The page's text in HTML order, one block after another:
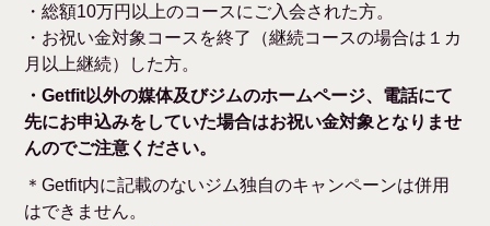
・総額10万円以上のコースにご入会された方。
・お祝い金対象コースを終了（継続コースの場合は１カ
月以上継続）した方。
・Getfit以外の媒体及びジムのホームページ、電話にて
先にお申込みをしていた場合はお祝い金対象となりませ
んのでご注意ください。
＊Getfit内に記載のないジム独自のキャンペーンは併用
はできません。